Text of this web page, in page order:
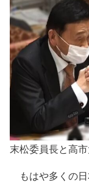
末松委員長と高
もはや多くの日